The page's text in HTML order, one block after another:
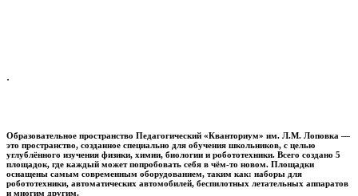
.
Образовательное пространство Педагогический «Кванториум» им. Л.М. Лоповка —
это пространство, созданное специально для обучения школьников, с целью
углублённого изучения физики, химии, биологии и робототехники. Всего создано 5
площадок, где каждый может попробовать себя в чём-то новом. Площадки
оснащены самым современным оборудованием, таким как: наборы для
робототехники, автоматических автомобилей, беспилотных летательных аппаратов
и многим другим.